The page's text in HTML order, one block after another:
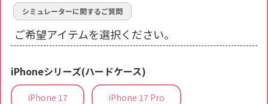
シミュレーターに関するご質問
ご希望アイテムを選択ください。
iPhoneシリーズ(ハードケース)
iPhone 17 iPhone 17 Pro